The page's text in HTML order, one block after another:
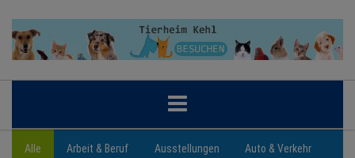
ORTENAU
Alle Arbeit & Beruf Ausstellungen Auto & Verkehr